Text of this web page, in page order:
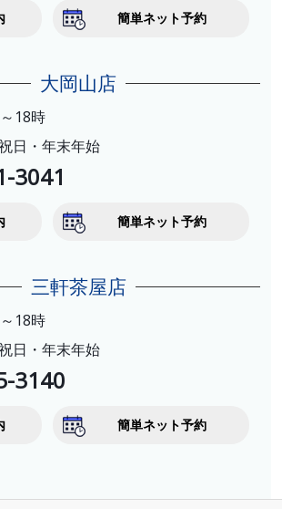
簡単ネット予約
大岡山店
18時
日・年末年始
3041
簡単ネット予約
三軒茶屋店
18時
日・年末年始
3140
簡単ネット予約